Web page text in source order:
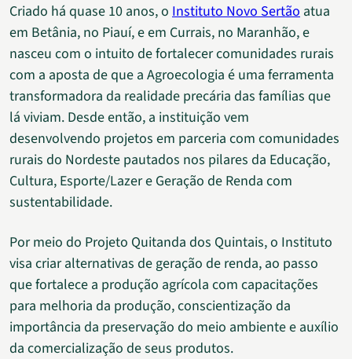
Criado há quase 10 anos, o Instituto Novo Sertão atua
em Betânia, no Piauí, e em Currais, no Maranhão, e
nasceu com o intuito de fortalecer comunidades rurais
com a aposta de que a Agroecologia é uma ferramenta
transformadora da realidade precária das famílias que
lá viviam. Desde então, a instituição vem
desenvolvendo projetos em parceria com comunidades
rurais do Nordeste pautados nos pilares da Educação,
Cultura, Esporte/Lazer e Geração de Renda com
sustentabilidade.
Por meio do Projeto Quitanda dos Quintais, o Instituto
visa criar alternativas de geração de renda, ao passo
que fortalece a produção agrícola com capacitações
para melhoria da produção, conscientização da
importância da preservação do meio ambiente e auxílio
da comercialização de seus produtos.